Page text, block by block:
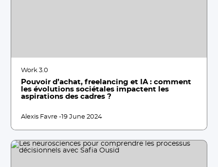
Work 3.0
Pouvoir d’achat, freelancing et IA : comment
les évolutions sociétales impactent les
aspirations des cadres ?
Alexis Favre - 19 June 2024